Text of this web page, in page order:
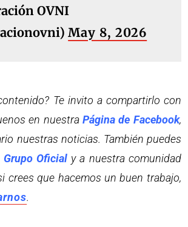
OVNI
May 8, 2026
Te invito a compartirlo con
en nuestraPágina de Facebook,
nuestras noticias. También puedes
Grupo Oficial y a nuestra comunidad
crees que hacemos un buen trabajo,
.